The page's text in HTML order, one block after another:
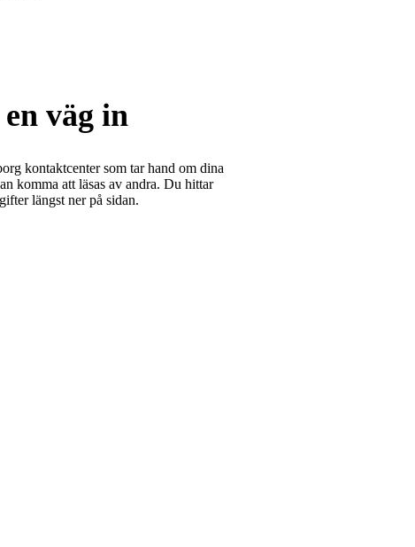
väg in
kontaktcenter som tar hand om dina
komma att läsas av andra. Du hittar
längst ner på sidan.